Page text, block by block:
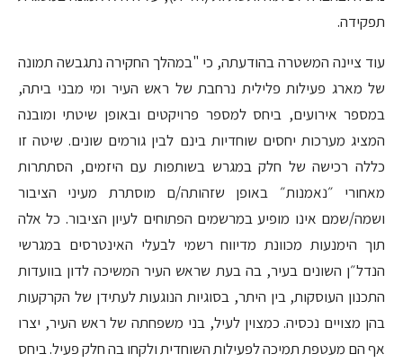
תפקידה.
עוד ציינה המשטרה בהודעתה, כי "במהלך החקירה נתגבשה תמונה
של מארג פעילות פלילית נרחבת של ראש העיר ומי מבני ביתה,
במספר אירועים, ביחס למספר פרויקטים ובאופן שיטתי ומובנה
המציג מערכות יחסים שוחדיות בינם לבין גורמים שונים. שיטה זו
כללה רכישה של חלק במגרש בשותפות עם היזמים, הסתתרות
מאחורי ״נאמנות״ באופן שזהותה/ם מוסתרת מעיני הציבור
ושמה/שמם אינו מופיע במרשמים הפתוחים לעיון הציבור. כל אלה
תוך הימנעות מכוונת מדיווח רשמי לבעלי האינטרסים במגרשי
הנדל״ן השונים בעיר, בה בעת שראש העיר המשיכה לדון בוועדות
התכנון העוסקות, בין היתר, בסוגיות הנוגעות לעתידן של הקרקעות
בהן מצויים נכסיה. כמצוין לעיל, בני משפחתה של ראש העיר, יצרו
אף הם מעטפת תמיכה לפעילות השוחדית ולקחו בה חלק פעיל. ביחס